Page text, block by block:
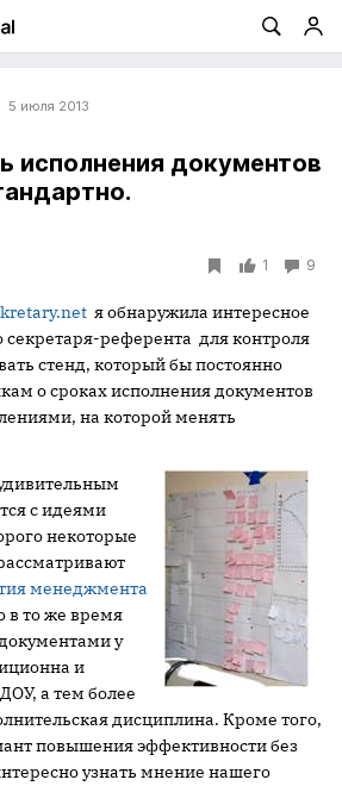
5 июля 2013
исполнения документов
1 9
я обнаружила интересное
референта для контроля
стенд, который бы постоянно
о сроках исполнения документов
на которой менять
с идеями
некоторые
менеджмента
в то же время
у
и
а тем более
дисциплина. Кроме того,
повышения эффективности без
узнать мнение нашего